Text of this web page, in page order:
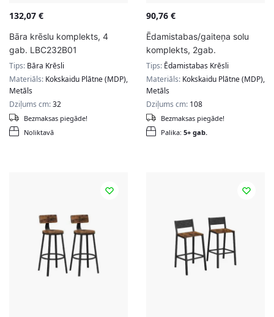
132,07 €
Bāra krēslu komplekts, 4
gab. LBC232B01
Tips: Bāra Krēsli
Materiāls: Kokskaidu Plātne (MDP),
Metāls
Dziļums cm:32
Noliktavā
Bezmaksas piegāde!
90,76 €
Ēdamistabas/gaiteņa solu
komplekts, 2gab.
Tips: Ēdamistabas Krēsli
Materiāls: Kokskaidu Plātne (MDP),
Metāls
Dziļums cm: 108
Palika: 5+ gab.
Bezmaksas piegāde!